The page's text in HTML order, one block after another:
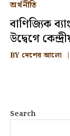
অর্থনীতি
বাণিজ্যিক
উদ্বেগে
BY দেশের আলো
Search